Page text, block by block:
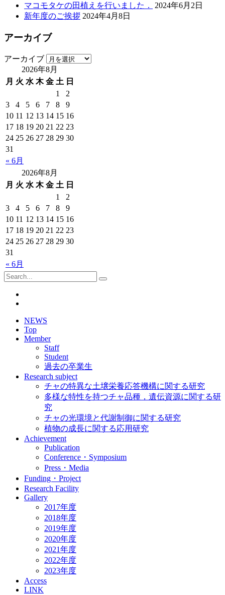
マコモタケの田植えを行いました．
2024年6月2日
新年度のご挨拶 2024年4月8日
アーカイブ
アーカイブ
2026年8月
月 火 水 木 金 土 日
« 6月
1
2
3
4 5 6 7 8
9
10 11 12 13 14 15 16
17 18 19 20 21 22 23
24 25 26 27 28 29 30
31
2026年8月
月 火 水 木 金 土 日
« 6月
1
2
3
4 5 6 7 8
9
10 11 12 13 14 15 16
17 18 19 20 21 22 23
24 25 26 27 28 29 30
31
NEWS
Top
Member
Staff
Student
過去の卒業生
Research subject
チャの特異な土壌栄養応答機構に関する研究
多様な特性を持つチャ品種，遺伝資源に関する研
究
チャの光環境と代謝制御に関する研究
植物の成長に関する応用研究
Achievement
Publication
Conference・Symposium
Press・Media
Funding・Project
Research Facility
Gallery
2017年度
2018年度
2019年度
2020年度
2021年度
2022年度
2023年度
Access
LINK